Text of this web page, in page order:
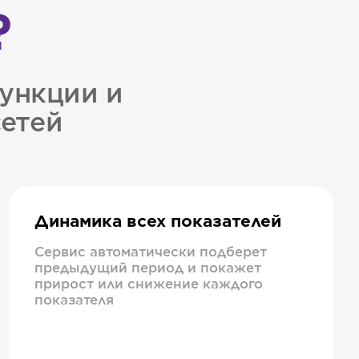
и
Динамика всех показателей
Сервис автоматически подберет
предыдущий период и покажет
прирост или снижение каждого
показателя